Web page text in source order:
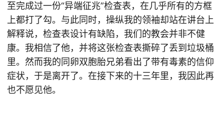
至完成过一份“异端征兆”检查表，在几乎所有的方框
上都打了勾。与此同时，操纵我的领袖却站在讲台上
解释说，检查表设计有缺陷，我们的教会并非不健
康。我相信了他，并将这张检查表撕碎了丢到垃圾桶
里。然而我的同卵双胞胎兄弟看出了带有毒素的信仰
症状，于是离开了。在接下来的十三年里，我因此再
也不愿见他。